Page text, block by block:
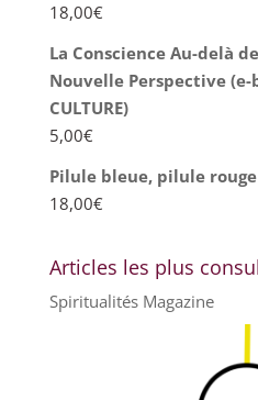
18,00€
La Conscience Au-delà
Nouvelle Perspective (e-
CULTURE)
5,00€
Pilule bleue, pilule rouge
18,00€
Articles les plus
Spiritualités Magazine